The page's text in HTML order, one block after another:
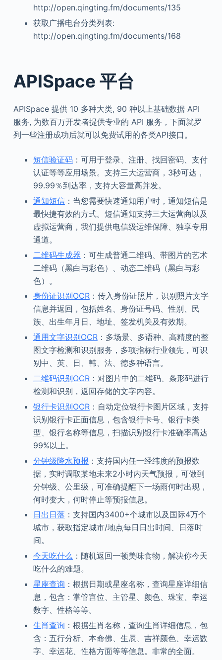
http://open.qingting.fm/documents/135
获取广播电台分类列表:
http://open.qingting.fm/documents/168
APISpace 平台
APISpace 提供 10 多种大类, 90 种以上基础数据 API
服务, 为数百万开发者提供专业的 API 服务，下面就罗
列一些注册成功后就可以免费试用的各类API接口。
短信验证码：可用于登录、注册、找回密码、支付
认证等等应用场景。支持三大运营商，3秒可达，
99.99％到达率，支持大容量高并发。
通知短信：当您需要快速通知用户时，通知短信是
最快捷有效的方式。短信通知支持三大运营商以及
虚拟运营商，我们提供电信级运维保障、独享专用
通道。
二维码生成器 ：可生成普通二维码、带图片的艺术
二维码（黑白与彩色）、动态二维码（黑白与彩
色）。
身份证识别OCR：传入身份证照片，识别照片文字
信息并返回，包括姓名、身份证号码、性别、民
族、出生年月日、地址、签发机关及有效期。
通用文字识别OCR：多场景、多语种、高精度的整
图文字检测和识别服务，多项指标行业领先，可识
别中、英、日、韩、法、德多种语言。
二维码识别OCR：对图片中的二维码、条形码进行
检测和识别，返回存储的文字内容。
银行卡识别OCR：自动定位银行卡图片区域，支持
识别银行卡正面信息，包含银行卡号、银行卡类
型、银行名称等信息，扫描识别银行卡准确率高达
99%以上。
分钟级降水预报 ：支持国内任一经纬度的预报数
据，实时调取某地未来2小时内天气预报，可做到
分钟级、公里级，可准确提醒下一场雨何时出现，
何时变大，何时停止等预报信息。
日出日落 ：支持国内3400+个城市以及国际4万个
城市，获取指定城市/地点每日日出时间、日落时
间。
今天吃什么 ：随机返回一顿美味食物，解决你今天
吃什么的难题。
星座查询 ：根据日期或星座名称，查询星座详细信
息，包含：掌管宫位、主管星、颜色、珠宝、幸运
数字、性格等等。
生肖查询 ：根据生肖名称，查询生肖详细信息，包
含：五行分析、本命佛、生辰、吉祥颜色、幸运数
字、幸运花、性格方面等等信息。非常的全面。